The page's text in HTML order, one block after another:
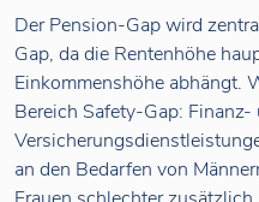
Der Pension-Gap wird
Gap, da die Rentenhöhe
Einkommenshöhe abhängt.
Bereich Safety-Gap: Finanz-
an den Bedarfen von